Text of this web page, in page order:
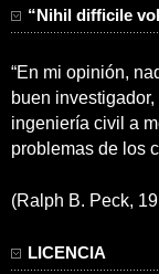
“Nihil difficile
“En mi opinión,
buen
ingeniería civil a
problemas de los
(Ralph B. Peck,
LICENCIA